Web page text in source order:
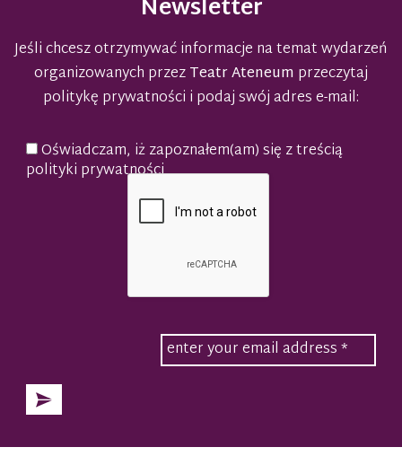
Newsletter
Jeśli chcesz otrzymywać informacje na temat wydarzeń
organizowanych przezTeatr Ateneum przeczytaj
politykę prywatności i podaj swój adres e-mail:
Oświadczam, iż zapoznałem(am) się z treścią
polityki prywatności